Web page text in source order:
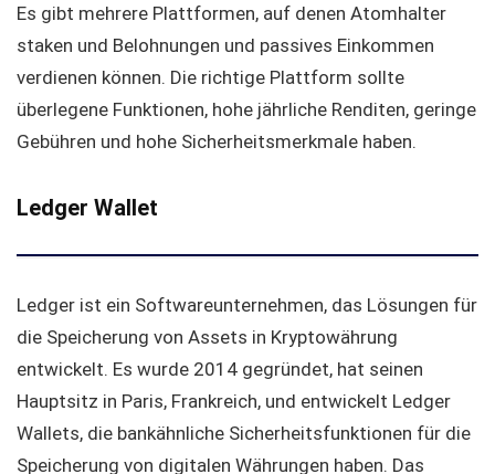
Es gibt mehrere Plattformen, auf denen Atomhalter
staken und Belohnungen und passives Einkommen
verdienen können. Die richtige Plattform sollte
überlegene Funktionen, hohe jährliche Renditen, geringe
Gebühren und hohe Sicherheitsmerkmale haben.
Ledger Wallet
Ledger ist ein Softwareunternehmen, das Lösungen für
die Speicherung von Assets in Kryptowährung
entwickelt. Es wurde 2014 gegründet, hat seinen
Hauptsitz in Paris, Frankreich, und entwickelt Ledger
Wallets, die bankähnliche Sicherheitsfunktionen für die
Speicherung von digitalen Währungen haben. Das